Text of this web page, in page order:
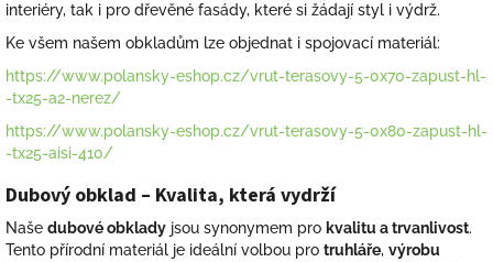
interiéry, tak i pro dřevěné fasády, které si žádají styl i výdrž.
Ke všem našem obkladům lze objednat i spojovací materiál:
https://www.polansky-eshop.cz/vrut-terasovy-5-0x70-zapust-hl-
-tx25-a2-nerez/
https://www.polansky-eshop.cz/vrut-terasovy-5-0x80-zapust-hl-
-tx25-aisi-410/
Dubový obklad – Kvalita, která vydrží
Naše dubové obklady jsou synonymem pro kvalitu a trvanlivost.
Tento přírodní materiál je ideální volbou pro truhláře, výrobu